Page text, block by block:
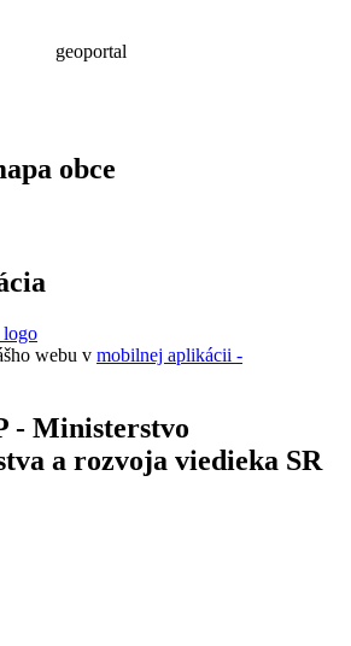
obce
webu v mobilnej aplikácii -
- Ministerstvo
a rozvoja viedieka SR